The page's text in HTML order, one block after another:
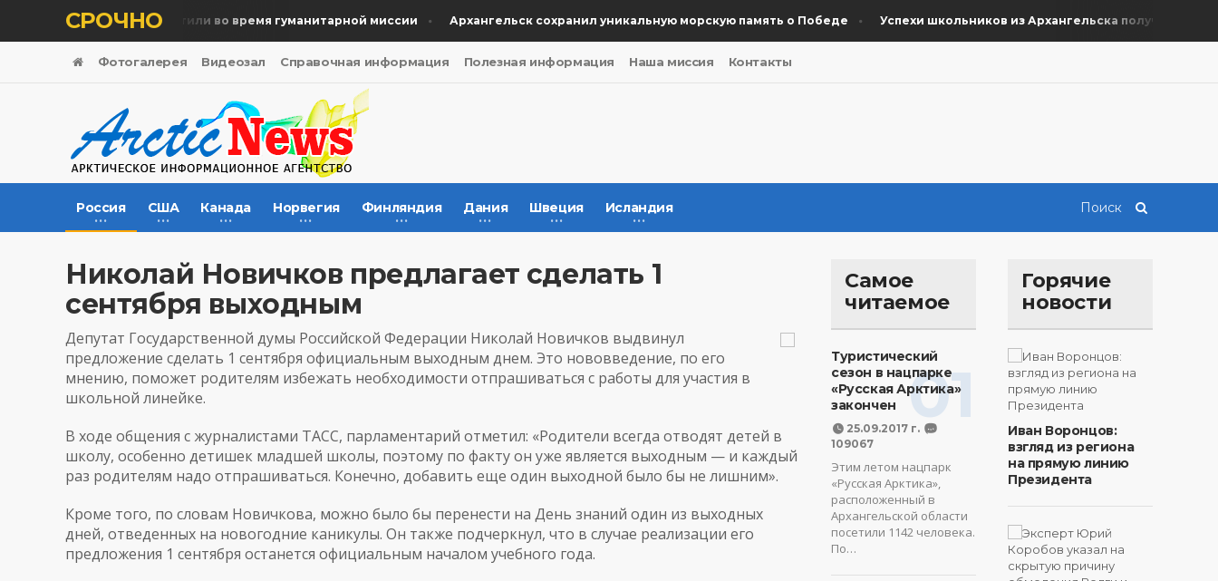
СРОЧНО
Память жертв почтили во время гуманитарной миссии Архангельск сохранил уникальную морскую память о Победе Успехи школьников из Архангельска получили
Фотогалерея Видеозал Справочная информация Полезная информация Наша миссия Контакты
Россия США Канада Норвегия Финляндия Дания Швеция Исландия
Николай Новичков предлагает сделать 1
сентября выходным
Депутат Государственной думы Российской Федерации Николай Новичков выдвинул
предложение сделать 1 сентября официальным выходным днем. Это нововведение, по его
мнению, поможет родителям избежать необходимости отпрашиваться с работы для участия в
школьной линейке.
В ходе общения с журналистами ТАСС, парламентарий отметил: «Родители всегда отводят детей в
школу, особенно детишек младшей школы, поэтому по факту он уже является выходным — и каждый
раз родителям надо отпрашиваться. Конечно, добавить еще один выходной было бы не лишним».
Кроме того, по словам Новичкова, можно было бы перенести на День знаний один из выходных
дней, отведенных на новогодние каникулы. Он также подчеркнул, что в случае реализации его
предложения 1 сентября останется официальным началом учебного года.
Самое
читаемое
01
Туристический
сезон в нацпарке
«Русская Арктика»
закончен
25.09.2017 г.
109067
Этим летом нацпарк
«Русская Арктика»,
расположенный в
Архангельской области
посетили 1142 человека.
По…
Горячие
новости
Иван Воронцов:
взгляд из региона
на прямую линию
Президента